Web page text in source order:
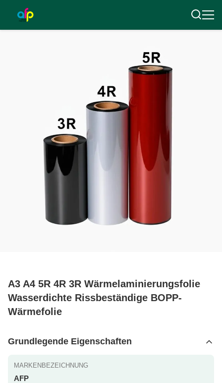
A3 A4 5R 4R 3R Wärmelaminierungsfolie
Wasserdichte Rissbeständige BOPP-
Wärmefolie
Grundlegende Eigenschaften
MARKENBEZEICHNUNG
AFP